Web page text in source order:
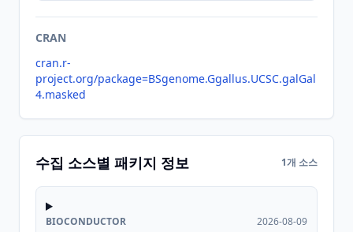
CRAN
cran.r-
project.org/package=BSgenome.Ggallus.UCSC.galGal
4.masked
수집 소스별 패키지 정보 1개 소스
BIOCONDUCTOR 2026-08-09